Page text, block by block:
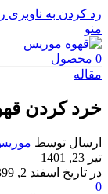
رد کردن به ناوبری
منو
0 محصول
مقاله
خرد کردن
ارسال توسط
تیر 23, 1401
در تاریخ اسفند 2, 1399
0